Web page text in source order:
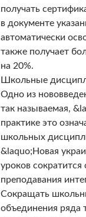
получать
в документе
автоматически
также получает
на 20%.
Школьные
Одно из
так называемая,
практике это
школьных
&laquo;Новая
уроков
преподавания
Сокращать
объединения ряда